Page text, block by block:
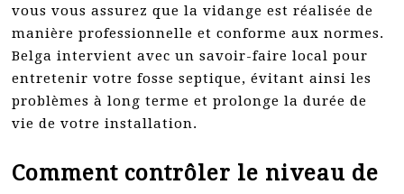
vous vous assurez que la vidange est réalisée de
manière professionnelle et conforme aux normes.
Belga intervient avec un savoir-faire local pour
entretenir votre fosse septique, évitant ainsi les
problèmes à long terme et prolonge la durée de
vie de votre installation.
Comment contrôler le niveau de